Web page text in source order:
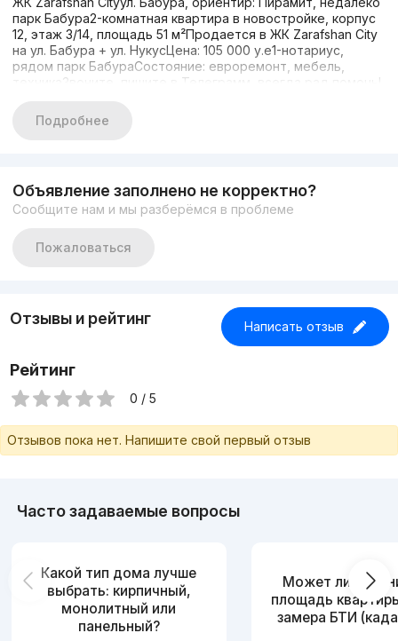
парк Бабура2-комнатная квартира в новостройке, корпус
12, этаж 3/14, площадь 51 м²Продается в ЖК Zarafshan City
на ул. Бабура + ул. НукусЦена: 105 000 у.е1-нотариус,
рядом парк БабураСостояние: евроремонт, мебель,
техникаЗвоните, пишите в Телеграмм, всегда рад помочь!
Подробнее
Объявление заполнено не корректно?
Сообщите нам и мы разберёмся в проблеме
Пожаловаться
Отзывы и рейтинг Написать отзыв
Рейтинг
0 / 5
Отзывов пока нет. Напишите свой первый отзыв
Часто задаваемые вопросы
Какой тип дома лучше
выбрать: кирпичный,
монолитный или
панельный?
Может ли
площадь
замера БТИ